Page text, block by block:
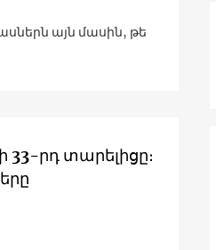
այն մասին, թե
33-րդ տարելիցը։